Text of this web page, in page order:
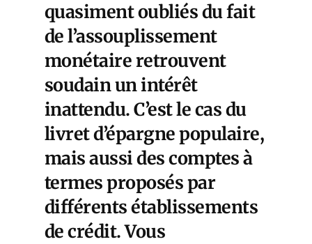
quasiment oubliés du fait
de l’assouplissement
monétaire retrouvent
soudain un intérêt
inattendu. C’est le cas du
livret d’épargne populaire,
mais aussi des comptes à
termes proposés par
différents établissements
de crédit. Vous